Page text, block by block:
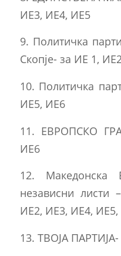
ИЕ3, ИЕ4, ИЕ5
9. Политичка
Скопје- за ИЕ 1,
10. Политичка
ИЕ5, ИЕ6
11. ЕВРОПСКО
ИЕ6
12. Македонска
независни листи
ИЕ2, ИЕ3, ИЕ4,
13. ТВОЈА